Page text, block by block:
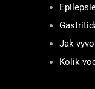
Jak
Kolik